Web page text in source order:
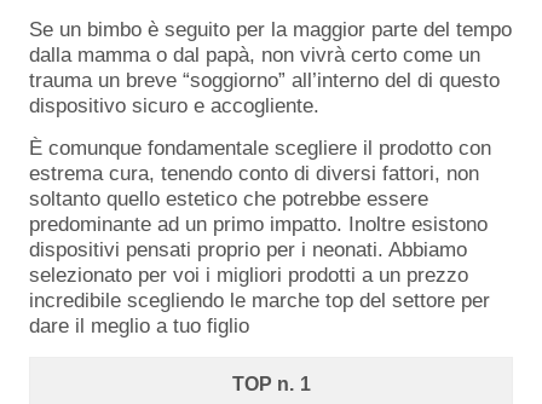
Se un bimbo è seguito per la maggior parte del tempo
dalla mamma o dal papà, non vivrà certo come un
trauma un breve “soggiorno” all’interno del di questo
dispositivo sicuro e accogliente.
È comunque fondamentale scegliere il prodotto con
estrema cura, tenendo conto di diversi fattori, non
soltanto quello estetico che potrebbe essere
predominante ad un primo impatto. Inoltre esistono
dispositivi pensati proprio per i neonati. Abbiamo
selezionato per voi i migliori prodotti a un prezzo
incredibile scegliendo le marche top del settore per
dare il meglio a tuo figlio
1